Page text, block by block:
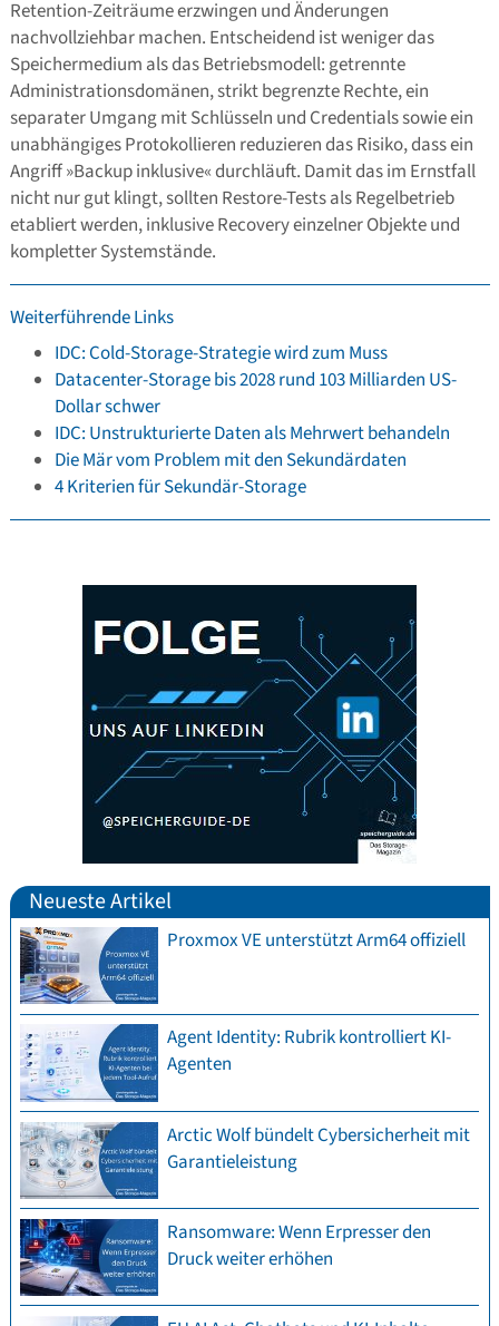
Retention-Zeiträume erzwingen und Änderungen
nachvollziehbar machen. Entscheidend ist weniger das
Speichermedium als das Betriebsmodell: getrennte
Administrationsdomänen, strikt begrenzte Rechte, ein
separater Umgang mit Schlüsseln und Credentials sowie ein
unabhängiges Protokollieren reduzieren das Risiko, dass ein
Angriff »Backup inklusive« durchläuft. Damit das im Ernstfall
nicht nur gut klingt, sollten Restore-Tests als Regelbetrieb
etabliert werden, inklusive Recovery einzelner Objekte und
kompletter Systemstände.
Weiterführende Links
IDC: Cold-Storage-Strategie wird zum Muss
Datacenter-Storage bis 2028 rund 103 Milliarden US-
Dollar schwer
IDC: Unstrukturierte Daten als Mehrwert behandeln
Die Mär vom Problem mit den Sekundärdaten
4 Kriterien für Sekundär-Storage
Neueste Artikel
Proxmox VE unterstützt Arm64 offiziell
Agent Identity: Rubrik kontrolliert KI-
Agenten
Arctic Wolf bündelt Cybersicherheit mit
Garantieleistung
Ransomware: Wenn Erpresser den
Druck weiter erhöhen